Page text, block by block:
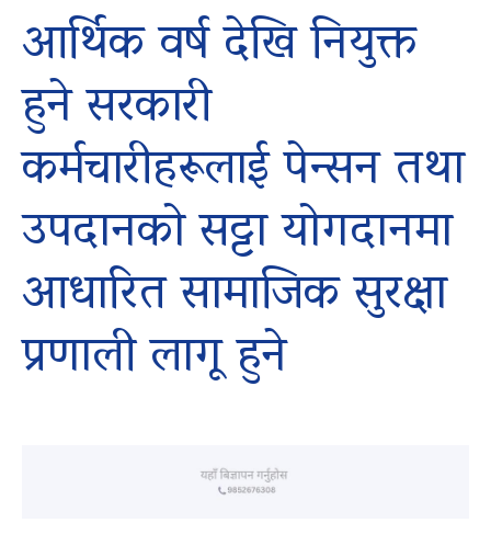
आर्थिक वर्ष देखि नियुक्त
हुने सरकारी
कर्मचारीहरूलाई पेन्सन तथा
उपदानको सट्टा योगदानमा
आधारित सामाजिक सुरक्षा
प्रणाली लागू हुने